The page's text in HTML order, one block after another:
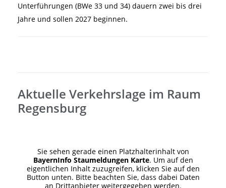
Unterführungen (BWe 33 und 34) dauern zwei bis drei
Jahre und sollen 2027 beginnen.
Aktuelle Verkehrslage im Raum
Regensburg
Sie sehen gerade einen Platzhalterinhalt von
BayernInfo Staumeldungen Karte. Um auf den
eigentlichen Inhalt zuzugreifen, klicken Sie auf den
Button unten. Bitte beachten Sie, dass dabei Daten
an Drittanbieter weitergegeben werden.